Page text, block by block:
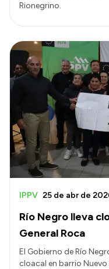
Rionegrino.
Río Negro lleva
General Roca
IPPV 25 de abr de
El Gobierno de Río
cloacal en barrio Nuevo